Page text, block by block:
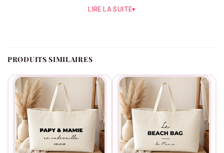
« Papy & Mamie » est floqué en grosses lettres graphiques, suivi
retrouvée sous le canapé. Visuel duo, parfait pour matérialiser
la tribu côté grands-parents.
Comment personnaliser ce design
Indiquez les prénoms des petits-enfants dans le champ
personnalisation, séparés par des virgules. Exemple : « Léa,
Hugo, Margaux » ou « Tom, Jeanne, Paul, Alice ». Jusqu’à 6
LIRE LA SUITE▾
PRODUITS SIMILAIRES